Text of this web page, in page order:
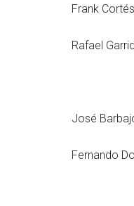
Frank
Rafael
José
Fernando